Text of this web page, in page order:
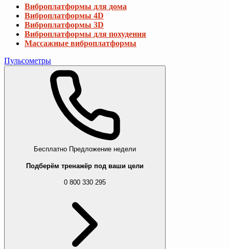
Виброплатформы для дома
Виброплатформы 4D
Виброплатформы 3D
Виброплатформы для похудения
Массажные виброплатформы
Пульсометры
Бесплатно Предложение недели
Подберём тренажёр под ваши цели
0 800 330 295